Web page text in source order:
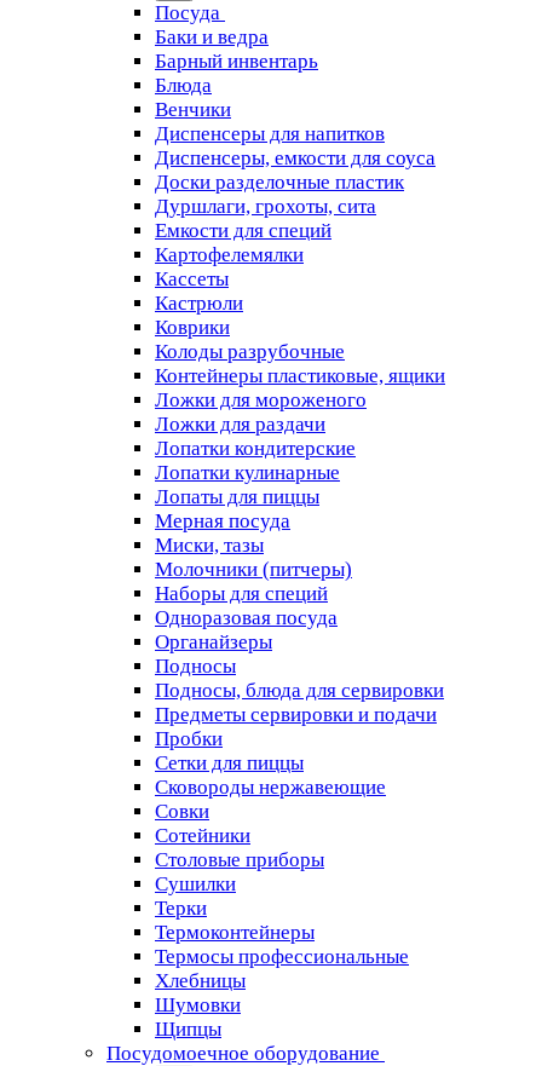
Посуда
Баки и ведра
Барный инвентарь
Блюда
Венчики
Диспенсеры для напитков
Диспенсеры, емкости для соуса
Доски разделочные пластик
Дуршлаги, грохоты, сита
Емкости для специй
Картофелемялки
Кассеты
Кастрюли
Коврики
Колоды разрубочные
Контейнеры пластиковые, ящики
Ложки для мороженого
Ложки для раздачи
Лопатки кондитерские
Лопатки кулинарные
Лопаты для пиццы
Мерная посуда
Миски, тазы
Молочники (питчеры)
Наборы для специй
Одноразовая посуда
Органайзеры
Подносы
Подносы, блюда для сервировки
Предметы сервировки и подачи
Пробки
Сетки для пиццы
Сковороды нержавеющие
Совки
Сотейники
Столовые приборы
Сушилки
Терки
Термоконтейнеры
Термосы профессиональные
Хлебницы
Шумовки
Щипцы
Посудомоечное оборудование